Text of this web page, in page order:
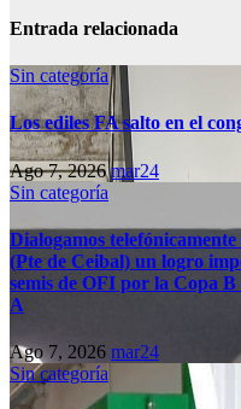
Entrada relacionada
Sin categoría
Los ediles FA salto en el
Ago 7, 2026mar24
Sin categoría
Dialogamos
(Pte de Ceibal) un logro
semis de OFI por la Copa B
A
Ago 7, 2026 mar24
Sin categoría